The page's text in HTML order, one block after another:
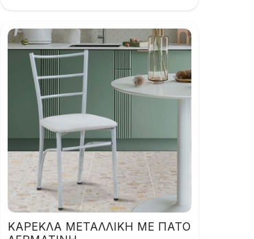
ΚΑΡΕΚΛΑ ΜΕΤΑΛΛΙΚΗ ΜΕ ΠΑΤΟ